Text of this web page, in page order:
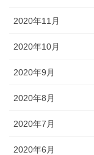
2020年11月
2020年10月
2020年9月
2020年8月
2020年7月
2020年6月